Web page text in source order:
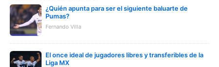
¿Quién apunta para ser el siguiente baluarte de
Pumas?
Fernando Villa
El once ideal de jugadores libres y transferibles de la
Liga MX